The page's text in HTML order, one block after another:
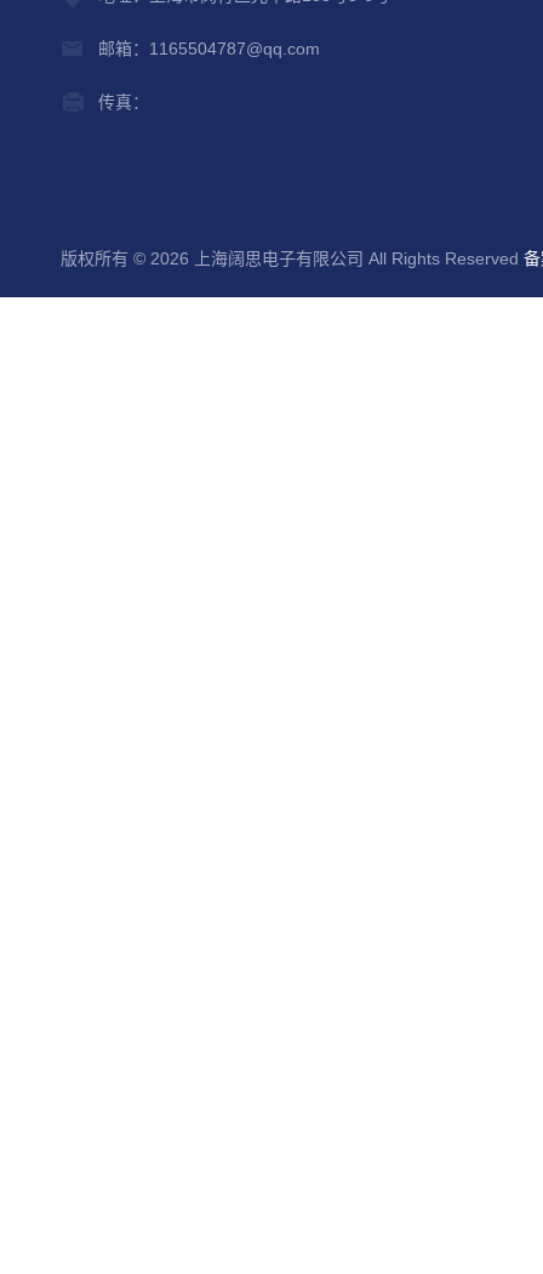
邮箱：1165504787@qq.com
传真：
版权所有 © 2026 上海阔思电子有限公司 All Rights Reserved